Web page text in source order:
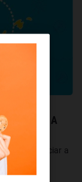
A
sin renunciar a